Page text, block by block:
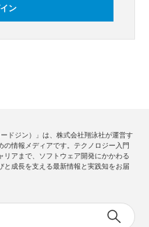
ン
ードジン）」は、株式会社翔泳社が運営す
の情報メディアです。テクノロジー入門
リアまで、ソフトウェア開発にかかわる
と成長を支える最新情報と実践知をお届